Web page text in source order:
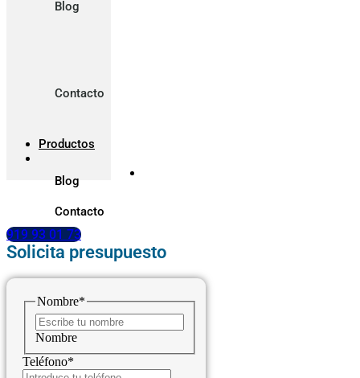
Blog
Contacto
Productos
Blog
Contacto
919 93 01 73
Solicita presupuesto
Nombre*
Nombre
Teléfono*